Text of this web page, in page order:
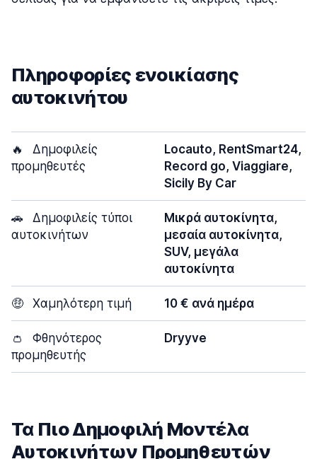
Πληροφορίες ενοικίασης
αυτοκινήτου
🔥
Δημοφιλείς
προμηθευτές
Locauto, RentSmart24,
Record go, Viaggiare,
Sicily By Car
🚗
Δημοφιλείς τύποι
αυτοκινήτων
Μικρά αυτοκίνητα,
μεσαία αυτοκίνητα,
SUV, μεγάλα
αυτοκίνητα
🤑 Χαμηλότερη τιμή 10 € ανά ημέρα
👛
Φθηνότερος
προμηθευτής
Dryyve
Τα Πιο Δημοφιλή Μοντέλα
Αυτοκινήτων Προμηθευτών